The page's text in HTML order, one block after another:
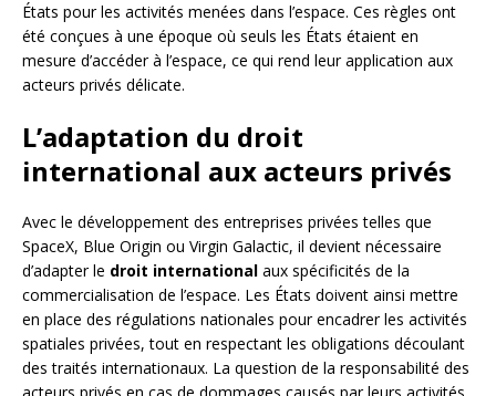
États pour les activités menées dans l’espace. Ces règles ont
été conçues à une époque où seuls les États étaient en
mesure d’accéder à l’espace, ce qui rend leur application aux
acteurs privés délicate.
L’adaptation du droit
international aux acteurs privés
Avec le développement des entreprises privées telles que
SpaceX, Blue Origin ou Virgin Galactic, il devient nécessaire
d’adapter le droit international aux spécificités de la
commercialisation de l’espace. Les États doivent ainsi mettre
en place des régulations nationales pour encadrer les activités
spatiales privées, tout en respectant les obligations découlant
des traités internationaux. La question de la responsabilité des